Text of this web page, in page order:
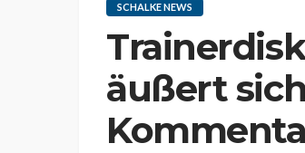
SCHALKE NEWS
äußert